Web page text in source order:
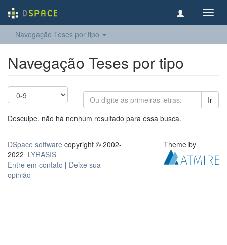
Navegação Teses por tipo
Navegação Teses por tipo
Ir
Desculpe, não há nenhum resultado para essa busca.
DSpace software copyright © 2002-
2022 LYRASIS
Entre em contato | Deixe sua
opinião
Theme by